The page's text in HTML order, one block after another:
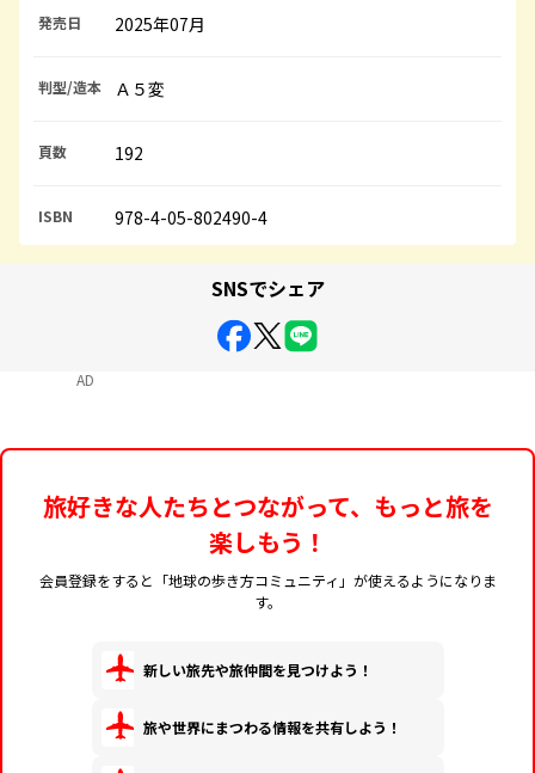
発売日 2025年07月
判型/造本 Ａ５変
頁数 192
ISBN 978-4-05-802490-4
SNSでシェア
AD
旅好きな人たちとつながって、もっと旅を
楽しもう！
会員登録をすると「地球の歩き方コミュニティ」が使えるようになりま
す。
新しい旅先や旅仲間を見つけよう！
旅や世界にまつわる情報を共有しよう！